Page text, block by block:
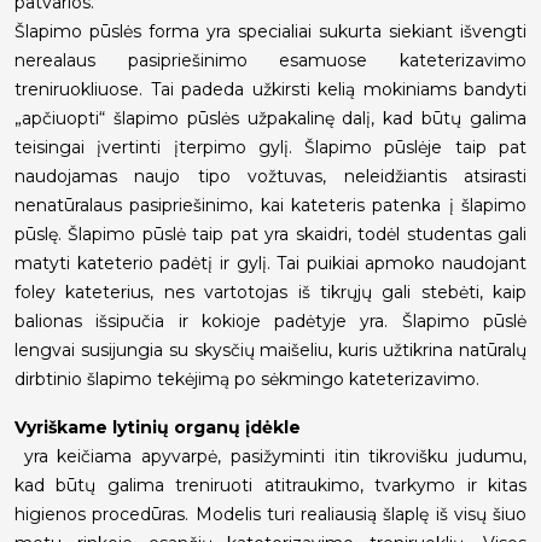
Šlapimo pūslės forma yra specialiai sukurta siekiant išvengti
nerealaus pasipriešinimo esamuose kateterizavimo
treniruokliuose. Tai padeda užkirsti kelią mokiniams bandyti
„apčiuopti“ šlapimo pūslės užpakalinę dalį, kad būtų galima
teisingai įvertinti įterpimo gylį. Šlapimo pūslėje taip pat
naudojamas naujo tipo vožtuvas, neleidžiantis atsirasti
nenatūralaus pasipriešinimo, kai kateteris patenka į šlapimo
pūslę. Šlapimo pūslė taip pat yra skaidri, todėl studentas gali
matyti kateterio padėtį ir gylį. Tai puikiai apmoko naudojant
foley kateterius, nes vartotojas iš tikrųjų gali stebėti, kaip
balionas išsipučia ir kokioje padėtyje yra. Šlapimo pūslė
lengvai susijungia su skysčių maišeliu, kuris užtikrina natūralų
dirbtinio šlapimo tekėjimą po sėkmingo kateterizavimo.
Vyriškame lytinių organų įdėkle
yra keičiama apyvarpė, pasižyminti itin tikrovišku judumu,
kad būtų galima treniruoti atitraukimo, tvarkymo ir kitas
higienos procedūras. Modelis turi realiausią šlaplę iš visų šiuo